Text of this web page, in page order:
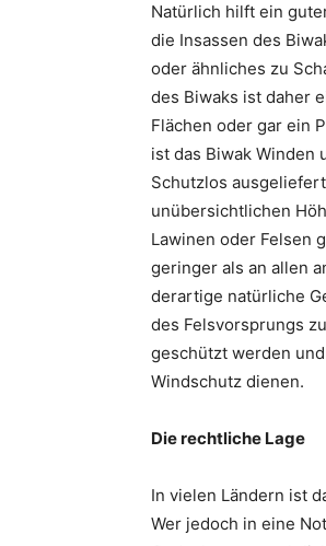
Natürlich hilft ein
die Insassen des
oder ähnliches zu
des Biwaks ist daher
Flächen oder gar ein
ist das Biwak Winden
Schutzlos
unübersichtlichen
Lawinen oder Felsen
geringer als an allen
derartige natürliche
des Felsvorsprungs
geschützt werden
Windschutz dienen.
Die rechtliche Lage
In vielen Ländern ist
Wer jedoch in eine